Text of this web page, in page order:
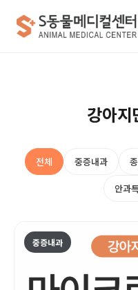
강아지
전체 중증내과
안과
중증내과